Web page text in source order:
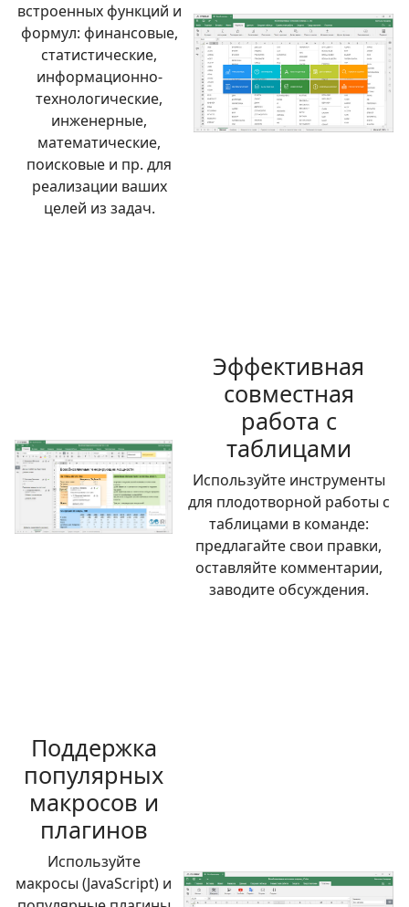
встроенных функций и
формул: финансовые,
статистические,
информационно-
технологические,
инженерные,
математические,
поисковые и пр. для
реализации ваших
целей из задач.
Эффективная
совместная
работа с
таблицами
Используйте инструменты
для плодотворной работы с
таблицами в команде:
предлагайте свои правки,
оставляйте комментарии,
заводите обсуждения.
Поддержка
популярных
макросов и
плагинов
Используйте
макросы (JavaScript) и